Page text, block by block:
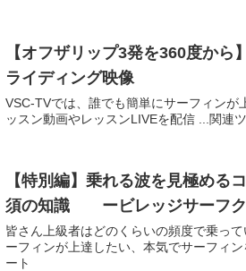
【オフザリップ3発を360度か
ライディング映像
VSC-TVでは、誰でも簡単にサーフィン
ッスン動画やレッスンLIVEを配信 ...関連
【特別編】乗れる波を見極める
須の知識 ービレッジサーフ
皆さん上級者はどのくらいの頻度で乗っ
ーフィンが上達したい、本気でサーフィ
ート